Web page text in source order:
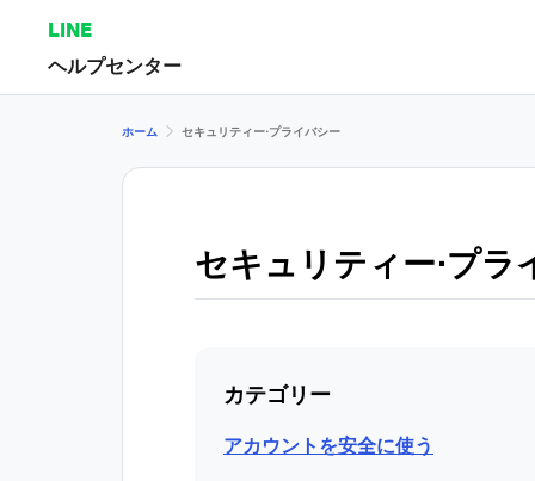
LINE
ヘルプセンター
ホーム セキュリティー⋅プライバシー
セキュリティー⋅プラ
カテゴリー
アカウントを安全に使う